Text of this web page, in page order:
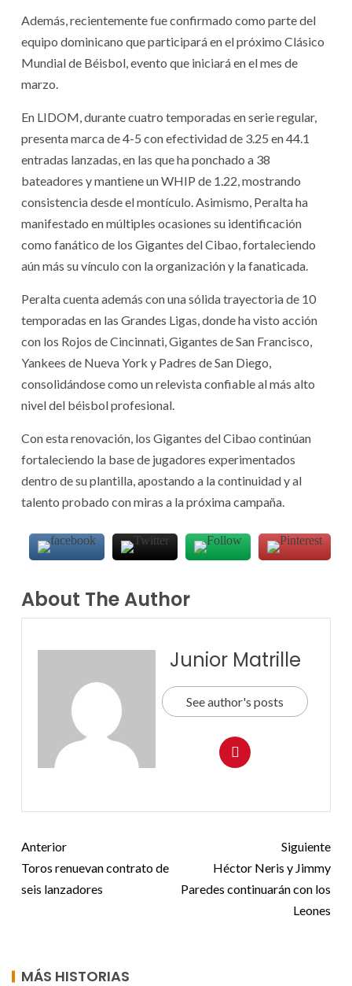
Además, recientemente fue confirmado como parte del
equipo dominicano que participará en el próximo Clásico
Mundial de Béisbol, evento que iniciará en el mes de
marzo.
En LIDOM, durante cuatro temporadas en serie regular,
presenta marca de 4-5 con efectividad de 3.25 en 44.1
entradas lanzadas, en las que ha ponchado a 38
bateadores y mantiene un WHIP de 1.22, mostrando
consistencia desde el montículo. Asimismo, Peralta ha
manifestado en múltiples ocasiones su identificación
como fanático de los Gigantes del Cibao, fortaleciendo
aún más su vínculo con la organización y la fanaticada.
Peralta cuenta además con una sólida trayectoria de 10
temporadas en las Grandes Ligas, donde ha visto acción
con los Rojos de Cincinnati, Gigantes de San Francisco,
Yankees de Nueva York y Padres de San Diego,
consolidándose como un relevista confiable al más alto
nivel del béisbol profesional.
Con esta renovación, los Gigantes del Cibao continúan
fortaleciendo la base de jugadores experimentados
dentro de su plantilla, apostando a la continuidad y al
talento probado con miras a la próxima campaña.
About The Author
Junior Matrille
See author's posts
Anterior
Toros renuevan contrato de
seis lanzadores
Siguiente
Héctor Neris y Jimmy
Paredes continuarán con los
Leones
MÁS HISTORIAS